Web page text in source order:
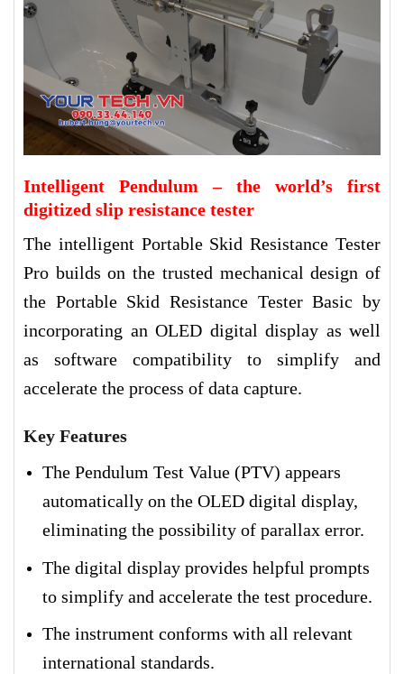
Intelligent Pendulum – the world’s first
digitized slip resistance tester
The intelligent Portable Skid Resistance Tester
Pro builds on the trusted mechanical design of
the Portable Skid Resistance Tester Basic by
incorporating an OLED digital display as well
as software compatibility to simplify and
accelerate the process of data capture.
Key Features
The Pendulum Test Value (PTV) appears
automatically on the OLED digital display,
eliminating the possibility of parallax error.
The digital display provides helpful prompts
to simplify and accelerate the test procedure.
The instrument conforms with all relevant
international standards.